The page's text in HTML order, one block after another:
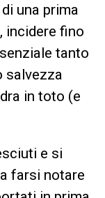
una prima
incidere fino
tanto
salvezza
in toto (e
e si
farsi notare